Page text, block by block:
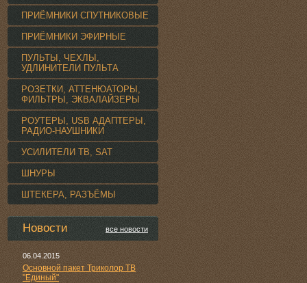
ПРИЁМНИКИ СПУТНИКОВЫЕ
ПРИЁМНИКИ ЭФИРНЫЕ
ПУЛЬТЫ, ЧЕХЛЫ,
УДЛИНИТЕЛИ ПУЛЬТА
РОЗЕТКИ, АТТЕНЮАТОРЫ,
ФИЛЬТРЫ, ЭКВАЛАЙЗЕРЫ
РОУТЕРЫ, USB АДАПТЕРЫ,
РАДИО-НАУШНИКИ
УСИЛИТЕЛИ TВ, SAT
ШНУРЫ
ШТЕКЕРА, РАЗЪЁМЫ
Новости все новости
06.04.2015
Основной пакет Триколор ТВ
"Единый"